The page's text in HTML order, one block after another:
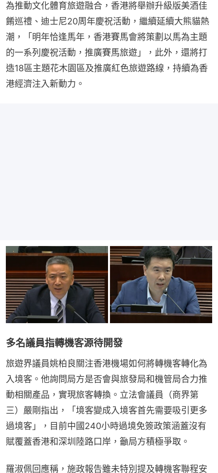
為推動文化體育旅遊融合，香港將舉辦升級版美酒佳
餚巡禮、迪士尼20周年慶祝活動，繼續延續大熊貓熱
潮，「明年恰逢馬年，香港賽馬會將策劃以馬為主題
的一系列慶祝活動，推廣賽馬旅遊」，此外，還將打
造18區主題花木園區及推廣紅色旅遊路線，持續為香
港經濟注入新動力。
多名議員指轉機客源待開發
旅遊界議員姚柏良關注香港機場如何將轉機客轉化為
入境客。他詢問局方是否會與旅發局和機管局合力推
動相關產品，實現旅客轉換。立法會議員（商界第
三）嚴剛指出，「境客變成入境客首先需要吸引更多
過境客」，目前中國240小時過境免簽政策涵蓋沒有
賦覆蓋香港和深圳陸路口岸，籲局方積極爭取。
羅淑佩回應稱，施政報告雖未特別提及轉機客聯程安